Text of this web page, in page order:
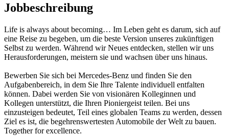
Jobbeschreibung
Life is always about becoming… Im Leben geht es darum, sich auf
eine Reise zu begeben, um die beste Version unseres zukünftigen
Selbst zu werden. Während wir Neues entdecken, stellen wir uns
Herausforderungen, meistern sie und wachsen über uns hinaus.
Bewerben Sie sich bei Mercedes-Benz und finden Sie den
Aufgabenbereich, in dem Sie Ihre Talente individuell entfalten
können. Dabei werden Sie von visionären Kolleginnen und
Kollegen unterstützt, die Ihren Pioniergeist teilen. Bei uns
einzusteigen bedeutet, Teil eines globalen Teams zu werden, dessen
Ziel es ist, die begehrenswertesten Automobile der Welt zu bauen.
Together for excellence.